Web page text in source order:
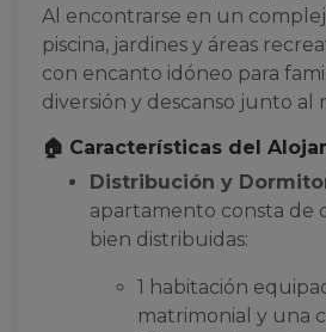
Al encontrarse en un
piscina, jardines y áreas
con encanto idóneo para
diversión y descanso junto al
🏠 Características del
Distribución y
apartamento consta de
bien distribuidas:
1 habitación
matrimonial y una